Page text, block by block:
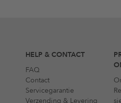
HELP & CONTACT
FAQ
Contact
Servicegarantie
Verzending & Levering